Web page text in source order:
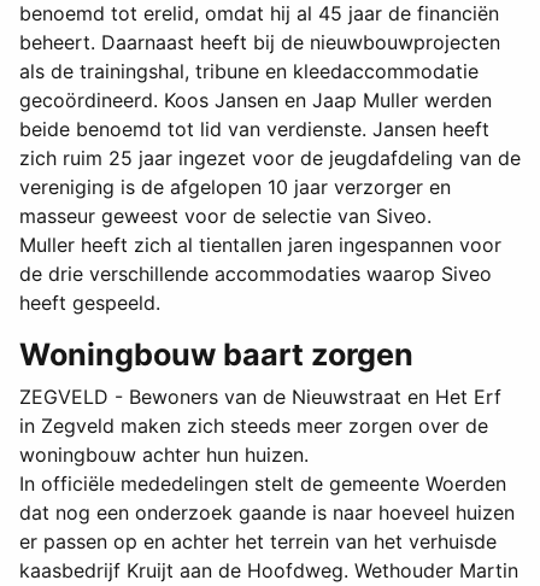
benoemd tot erelid, omdat hij al 45 jaar de financiën
beheert. Daarnaast heeft bij de nieuwbouwprojecten
als de trainingshal, tribune en kleedaccommodatie
gecoördineerd. Koos Jansen en Jaap Muller werden
beide benoemd tot lid van verdienste. Jansen heeft
zich ruim 25 jaar ingezet voor de jeugdafdeling van de
vereniging is de afgelopen 10 jaar verzorger en
masseur geweest voor de selectie van Siveo.
Muller heeft zich al tientallen jaren ingespannen voor
de drie verschillende accommodaties waarop Siveo
heeft gespeeld.
Woningbouw baart zorgen
ZEGVELD - Bewoners van de Nieuwstraat en Het Erf
in Zegveld maken zich steeds meer zorgen over de
woningbouw achter hun huizen.
In officiële mededelingen stelt de gemeente Woerden
dat nog een onderzoek gaande is naar hoeveel huizen
er passen op en achter het terrein van het verhuisde
kaasbedrijf Kruijt aan de Hoofdweg. Wethouder Martin